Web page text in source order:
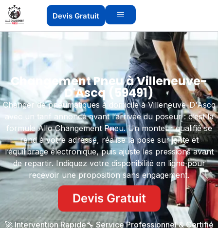
Devis Gratuit
Changement Pneu à Villeneuve-
D'Ascq (59491)
Changer de pneumatiques à domicile à Villeneuve-D'Ascq
avec un tarif annoncé avant l’arrivée du poseur : c’est la
formule Allo Changement Pneu. Un monteur qualifié se
rend à votre adresse, réalise la pose sur jante et
l’équilibrage électronique, puis ajuste les pressions avant
de repartir. Indiquez votre disponibilité en ligne pour
recevoir une proposition sans engagement.
Devis Gratuit
🚀 Intervention Rapide🔧 Service Professionnel & Certifié